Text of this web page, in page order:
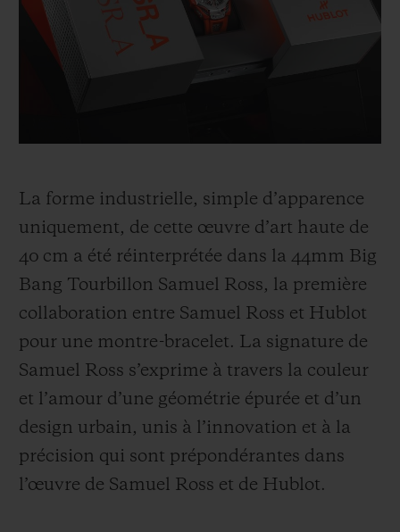
La forme industrielle, simple d’apparence
uniquement, de cette œuvre d’art haute de
40 cm a été réinterprétée dans la 44mm Big
Bang Tourbillon Samuel Ross, la première
collaboration entre Samuel Ross et Hublot
pour une montre-bracelet. La signature de
Samuel Ross s’exprime à travers la couleur
et l’amour d’une géométrie épurée et d’un
design urbain, unis à l’innovation et à la
précision qui sont prépondérantes dans
l’œuvre de Samuel Ross et de Hublot.